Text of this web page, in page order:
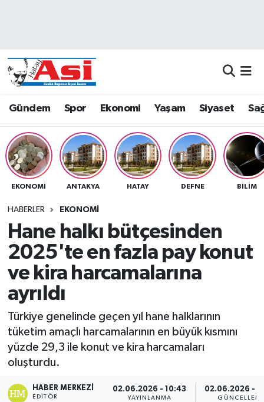
Gündem Spor Ekonomi Yaşam Siyaset
EKONOMI ANTAKYA HATAY DEFNE BILIM
HABERLER EKONOMI
Hane halkı bütçesinden
2025'te en fazla pay konut
ve kira harcamalarına
ayrıldı
Türkiye genelinde geçen yıl hane halklarının
tüketim amaçlı harcamalarının en büyük kısmını
yüzde 29,3 ile konut ve kira harcamaları
oluşturdu.
HABER MERKEZI
EDITÖR
02.06.2026 - 10:43
YAYINLANMA
02.06.2026 -
Dünya
Eğitim
Ekonomi
Gündem
Sağlık
Siyaset
Spor
Teknoloji
Yaşam
Hava Durumu
Namaz Vakitleri
Trafik Durumu
Süper Lig Puan Durumu ve Fikstür
Son Dakika Haberleri
Haber Arşivi